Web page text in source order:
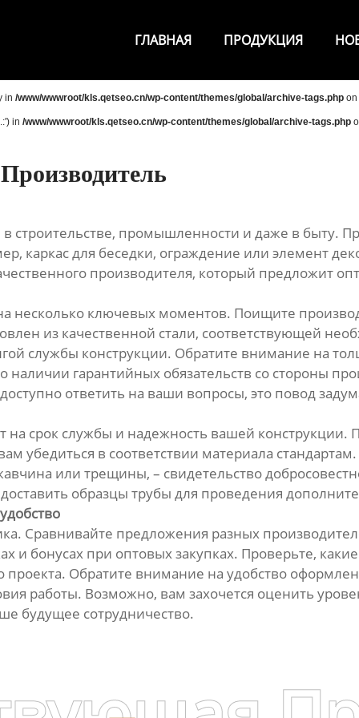
ГЛАВНАЯ ПРОДУКЦИЯ
in /www/wwwroot/kls.qetseo.cn/wp-content/themes/global/archive-tags.php
in /www/wwwroot/kls.qetseo.cn/wp-content/themes/global/archive-tags.php
промышленности и даже в быту.
каркас для беседки, ограждение или элемент
производителя, который предложит
несколько ключевых моментов. Поищите
из качественной стали, соответствующей
службы конструкции. Обратите внимание на
наличии гарантийных обязательств со стороны
ответить на ваши вопросы, это повод
срок службы и надежность вашей конструкции.
убедиться в соответствии материала
или трещины, – свидетельство
образцы трубы для проведения
Сравнивайте предложения разных
и бонусах при оптовых закупках. Проверьте,
проекта. Обратите внимание на удобство
работы. Возможно, вам захочется оценить
будущее сотрудничество.